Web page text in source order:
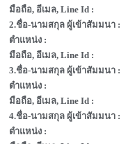
มือถือ, อีเมล, Line Id :
2.ชื่อ-นามสกุล ผู้เข้าสัมมนา :
ตำแหน่ง :
มือถือ, อีเมล, Line Id :
3.ชื่อ-นามสกุล ผู้เข้าสัมมนา :
ตำแหน่ง :
มือถือ, อีเมล, Line Id :
4.ชื่อ-นามสกุล ผู้เข้าสัมมนา :
ตำแหน่ง :